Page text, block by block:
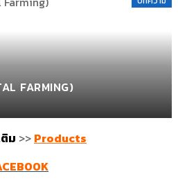
FARMING)
ม >> Products